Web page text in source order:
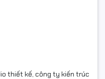
thiết kế, công ty kiến trúc